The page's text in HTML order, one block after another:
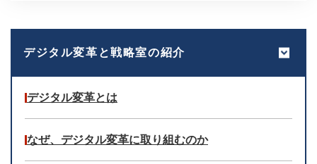
デジタル変革と戦略室の紹介
デジタル変革とは
なぜ、デジタル変革に取り組むのか